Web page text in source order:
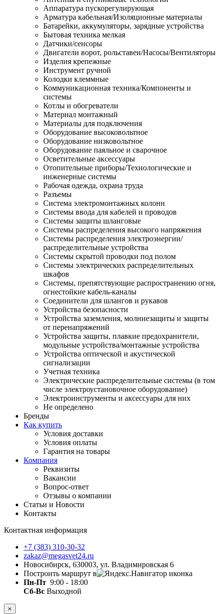
Аппаратура пускорегулирующая
Арматура кабельная/Изоляционные материалы
Батарейки, аккумуляторы, зарядные устройства
Бытовая техника мелкая
Датчики/сенсоры
Двигатели ворот, рольставен/Насосы/Вентиляторы
Изделия крепежные
Инструмент ручной
Колодки клеммные
Коммуникационная техника/Компоненты и
системы
Котлы и обогреватели
Материал монтажный
Материалы для подключения
Оборудование высоковольтное
Оборудование низковольтное
Оборудование паяльное и сварочное
Осветительные аксессуары
Отопительные приборы/Технологические и
инженерные системы
Рабочая одежда, охрана труда
Разъемы
Система электромонтажных колонн
Системы ввода для кабелей и проводов
Системы защиты шланговые
Системы распределения высокого напряжения
Системы распределения электроэнергии/
распределительные устройства
Системы скрытой проводки под полом
Системы электрических распределительных
шкафов
Системы, препятствующие распространению огня,
огнестойкие кабель-каналы
Соединители для шлангов и рукавов
Устройства безопасности
Устройства заземления, молниезащиты и защиты
от перенапряжений
Устройства защиты, плавкие предохранители,
модульные устройства/монтажные устройства
Устройства оптической и акустической
сигнализации
Учетная техника
Электрические распределительные системы (в том
числе электроустановочное оборудование)
Электроинструменты и аксессуары для них
Не определено
Бренды
Как купить
Условия доставки
Условия оплаты
Гарантия на товары
Компания
Реквизиты
Вакансии
Вопрос-ответ
Отзывы о компании
Статьи и Новости
Контакты
Контактная информация
+7 (383) 310-30-32
zakaz@megasvet24.ru
Новосибирск, 630003, ул. Владимировская 6
Построить маршрут в
Пн-Пт 9:00 - 18:00
Сб-Вс Выходной
×